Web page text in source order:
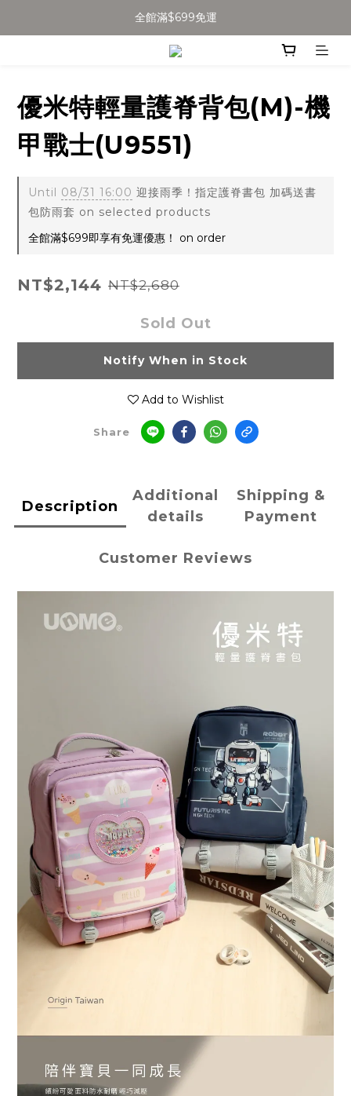
全館滿$699免運
加入會員得$100購物金👉
優米特輕量護脊背包(M)-機
甲戰士(U9551)
Until 08/31 16:00 迎接雨季！指定護脊書包 加碼送書
包防雨套 on selected products
全館滿$699即享有免運優惠！ on order
NT$2,144 NT$2,680
Sold Out
Notify When in Stock
Add to Wishlist
Share
Description
Additional
details
Shipping &
Payment
Customer Reviews